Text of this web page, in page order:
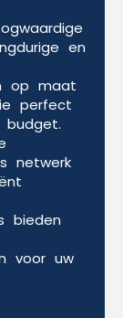
en
op maat
perfect
netwerk
bieden
voor uw